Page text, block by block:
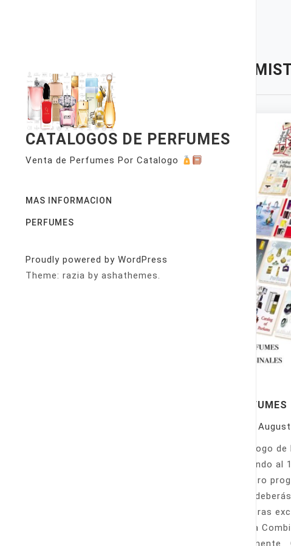
CATALOGOS DE PERFUMES
Venta de Perfumes Por Catalogo
MAS INFORMACION
PERFUMES
Proudly powered by WordPress
Theme: razia by ashathemes.
PERFUMES
Catálogo
llamando
nuestro
Sólo
nuestras
Venta
fácilmente